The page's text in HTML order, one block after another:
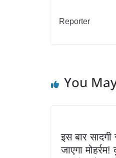
Reporter
You
इस बार सादगी
जाएगा मोहर्रम!